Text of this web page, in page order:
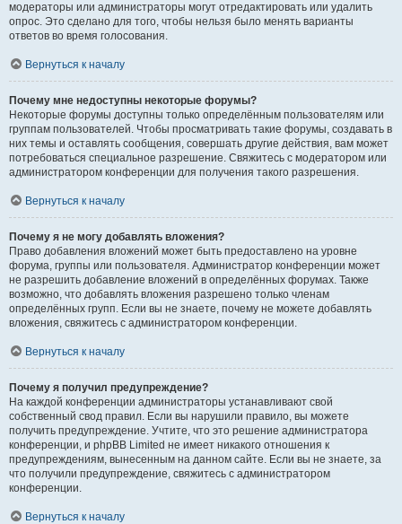
модераторы или администраторы могут отредактировать или удалить
опрос. Это сделано для того, чтобы нельзя было менять варианты
ответов во время голосования.
Вернуться к началу
Почему мне недоступны некоторые форумы?
Некоторые форумы доступны только определённым пользователям или
группам пользователей. Чтобы просматривать такие форумы, создавать в
них темы и оставлять сообщения, совершать другие действия, вам может
потребоваться специальное разрешение. Свяжитесь с модератором или
администратором конференции для получения такого разрешения.
Вернуться к началу
Почему я не могу добавлять вложения?
Право добавления вложений может быть предоставлено на уровне
форума, группы или пользователя. Администратор конференции может
не разрешить добавление вложений в определённых форумах. Также
возможно, что добавлять вложения разрешено только членам
определённых групп. Если вы не знаете, почему не можете добавлять
вложения, свяжитесь с администратором конференции.
Вернуться к началу
Почему я получил предупреждение?
На каждой конференции администраторы устанавливают свой
собственный свод правил. Если вы нарушили правило, вы можете
получить предупреждение. Учтите, что это решение администратора
конференции, и phpBB Limited не имеет никакого отношения к
предупреждениям, вынесенным на данном сайте. Если вы не знаете, за
что получили предупреждение, свяжитесь с администратором
конференции.
Вернуться к началу